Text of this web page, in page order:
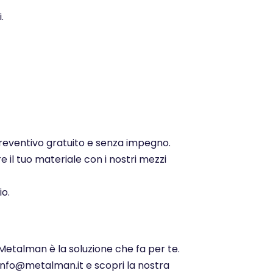
gratuito e senza impegno.
il tuo materiale con i nostri mezzi
è la soluzione che fa per te.
e scopri la nostra